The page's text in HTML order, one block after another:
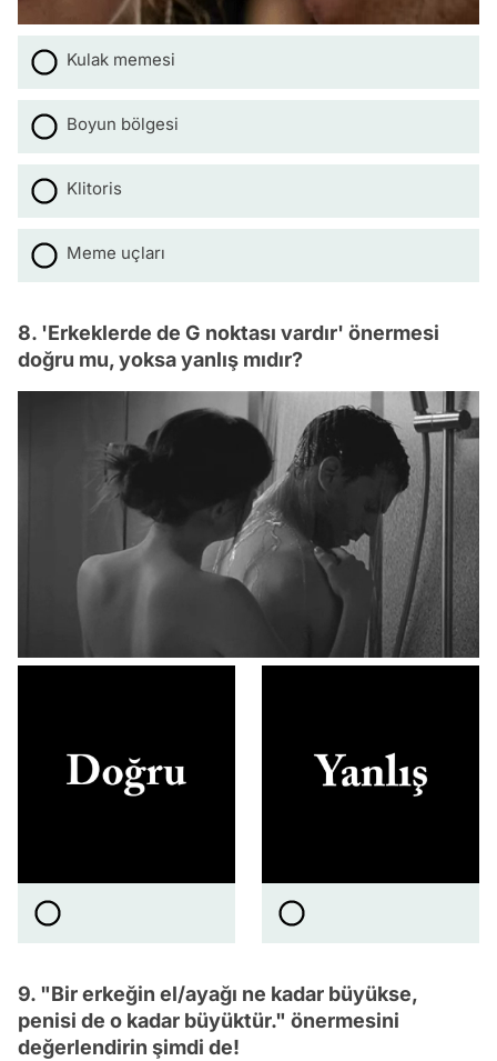
Kulak memesi
Boyun bölgesi
Klitoris
Meme uçları
8. 'Erkeklerde de G noktası vardır' önermesi
doğru mu, yoksa yanlış mıdır?
9. "Bir erkeğin el/ayağı ne kadar büyükse,
penisi de o kadar büyüktür." önermesini
değerlendirin şimdi de!